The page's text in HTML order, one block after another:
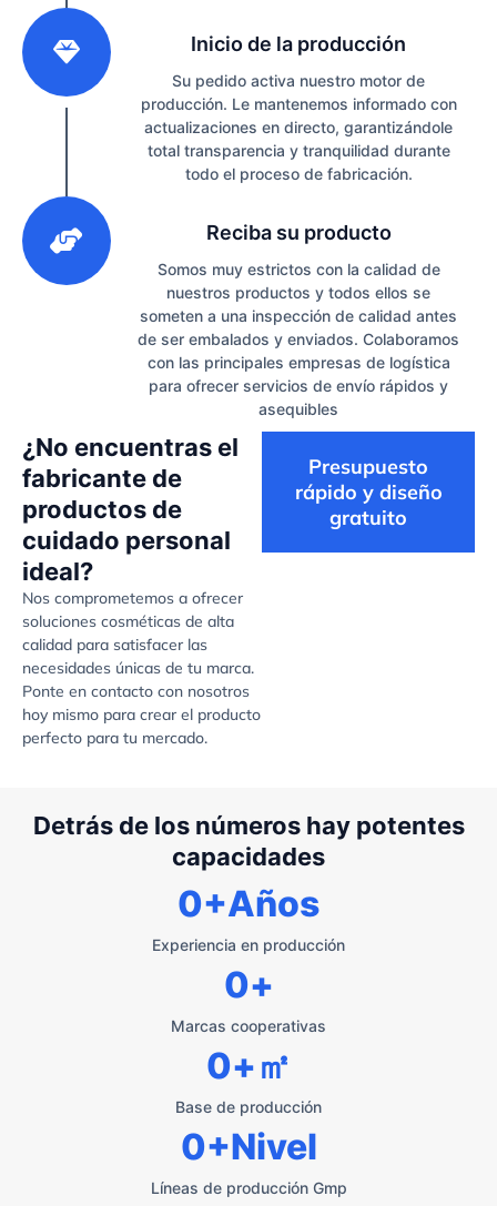
Inicio de la producción
Su pedido activa nuestro motor de
producción. Le mantenemos informado con
actualizaciones en directo, garantizándole
total transparencia y tranquilidad durante
todo el proceso de fabricación.
Reciba su producto
Somos muy estrictos con la calidad de
nuestros productos y todos ellos se
someten a una inspección de calidad antes
de ser embalados y enviados. Colaboramos
con las principales empresas de logística
para ofrecer servicios de envío rápidos y
asequibles
¿No encuentras el
fabricante de
productos de
cuidado personal
ideal?
Nos comprometemos a ofrecer
soluciones cosméticas de alta
calidad para satisfacer las
necesidades únicas de tu marca.
Ponte en contacto con nosotros
hoy mismo para crear el producto
perfecto para tu mercado.
Presupuesto
rápido y diseño
gratuito
Detrás de los números hay potentes
capacidades
Experiencia en producción
0+Años
Marcas cooperativas
0+
Base de producción
0+㎡
Líneas de producción Gmp
0+Nivel